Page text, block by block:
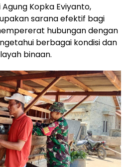
Kopka Eviyanto,
sarana efektif bagi
hubungan dengan
berbagai kondisi dan
binaan.